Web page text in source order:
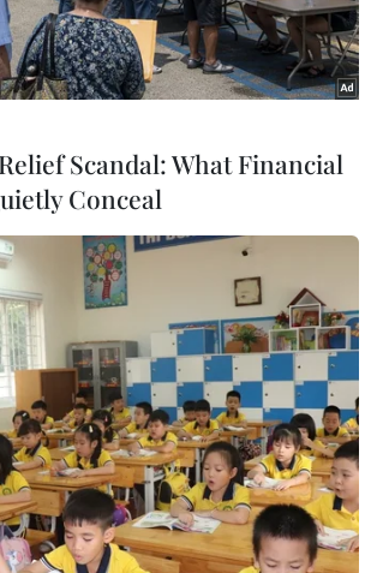
chất minh họa. (Nguồn: Vietnam+)
Việt Nam dưới sự bảo trợ của
Việt Nam đã ra mắt chương
Leader Perspective (ALP)
chủ đề “tương lai không gian
nhằm tìm giải pháp kiến trúc
của cuộc sống đương đại.
Scandal: What Financial
Conceal